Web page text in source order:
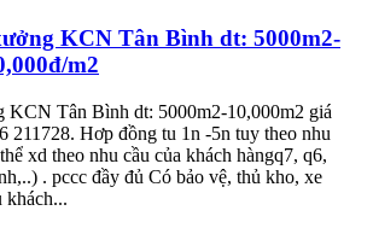
KCN Tân Bình dt: 5000m2-
m2
KCN Tân Bình dt: 5000m2-10,000m2 giá
211728. Hơp đồng tu 1n -5n tuy theo nhu
xd theo nhu cầu của khách hàngq7, q6,
. pccc đầy đủ Có bảo vệ, thủ kho, xe
khách...